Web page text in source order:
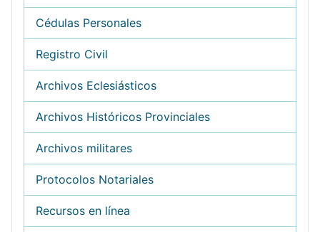
Cédulas Personales
Registro Civil
Archivos Eclesiásticos
Archivos Históricos Provinciales
Archivos militares
Protocolos Notariales
Recursos en línea